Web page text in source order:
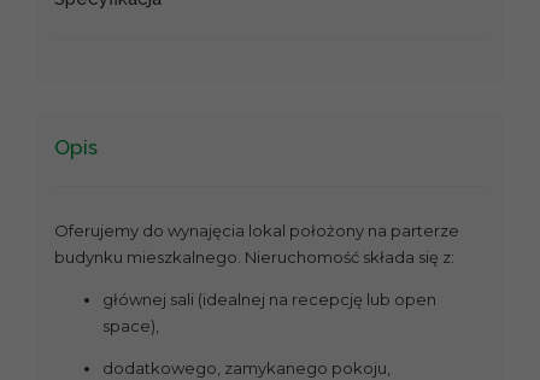
Opis
Oferujemy do wynajęcia lokal położony na parterze
budynku mieszkalnego. Nieruchomość składa się z:
głównej sali (idealnej na recepcję lub open
space),
dodatkowego, zamykanego pokoju,